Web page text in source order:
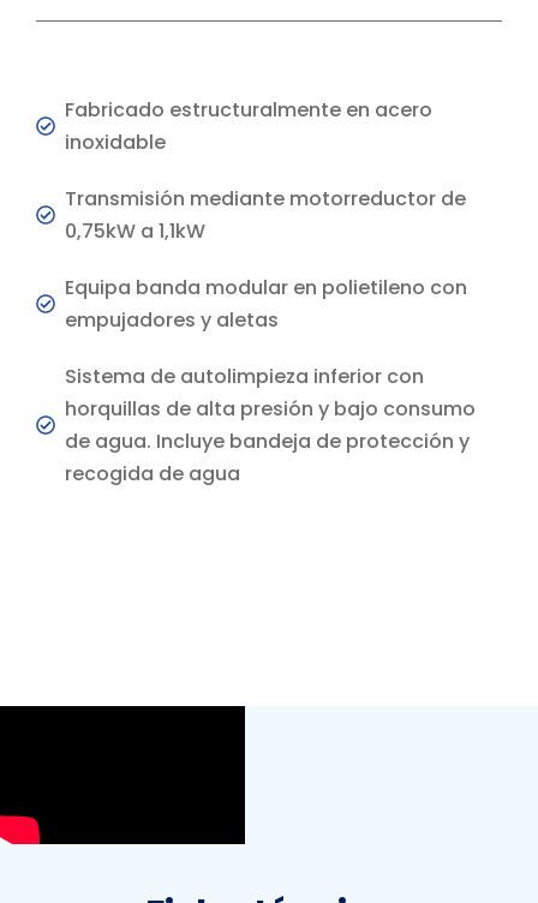
Fabricado estructuralmente en acero
inoxidable
Transmisión mediante motorreductor de
0,75kW a 1,1kW
Equipa banda modular en polietileno con
empujadores y aletas
Sistema de autolimpieza inferior con
horquillas de alta presión y bajo consumo
de agua. Incluye bandeja de protección y
recogida de agua